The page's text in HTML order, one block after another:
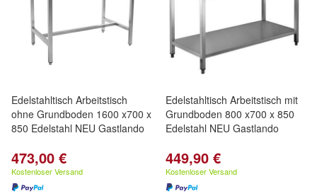
Edelstahltisch Arbeitstisch
ohne Grundboden 1600 x700 x
850 Edelstahl NEU Gastlando
473,00 €
Kostenloser Versand
Edelstahltisch Arbeitstisch mit
Grundboden 800 x700 x 850
Edelstahl NEU Gastlando
449,90 €
Kostenloser Versand